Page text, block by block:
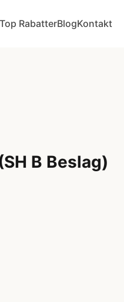
RabatterBlogKontakt
B Beslag)